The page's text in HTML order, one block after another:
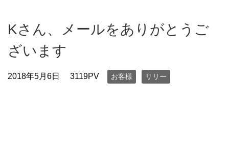
Kさん、メールをありがとうご
ざいます
2018年5月6日 3119PV お客様 リリー